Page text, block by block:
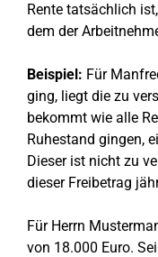
Rente tatsächlich
dem der
Beispiel: Für
ging, liegt die zu
bekommt wie alle
Ruhestand gingen,
Dieser ist nicht zu
dieser Freibetrag
Für Herrn
von 18.000 Euro.